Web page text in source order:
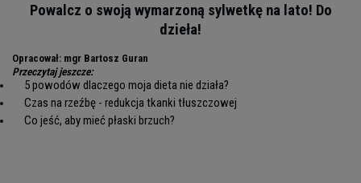
Powalcz o swoją wymarzoną sylwetkę na lato! Do
dzieła!
Opracował: mgr Bartosz Guran
Przeczytaj jeszcze:
5 powodów dlaczego moja dieta nie działa?
Czas na rzeźbę - redukcja tkanki tłuszczowej
Co jeść, aby mieć płaski brzuch?